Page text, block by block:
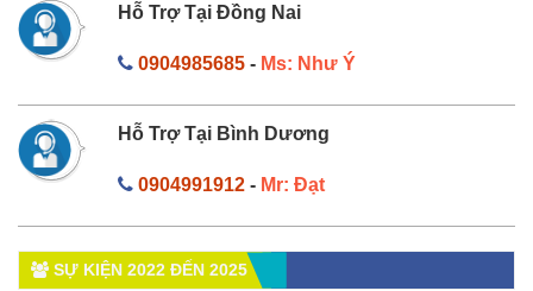
Hỗ Trợ Tại Đồng Nai
0904985685- Ms: Như Ý
Hỗ Trợ Tại Bình Dương
0904991912- Mr: Đạt
SỰ KIỆN 2022 ĐẾN 2025